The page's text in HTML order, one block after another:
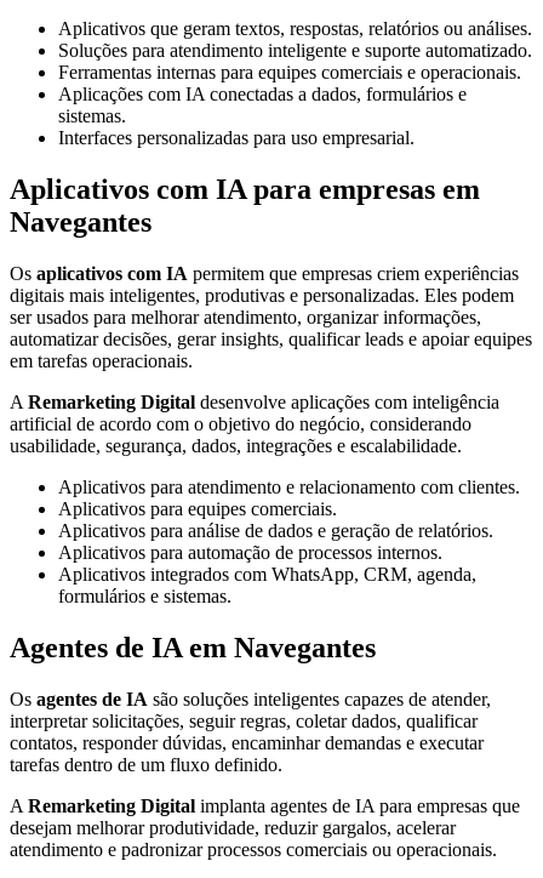
Aplicativos que geram textos, respostas, relatórios ou análises.
Soluções para atendimento inteligente e suporte automatizado.
Ferramentas internas para equipes comerciais e operacionais.
Aplicações com IA conectadas a dados, formulários e
sistemas.
Interfaces personalizadas para uso empresarial.
Aplicativos com IA para empresas em
Navegantes
Os aplicativos com IA permitem que empresas criem experiências
digitais mais inteligentes, produtivas e personalizadas. Eles podem
ser usados para melhorar atendimento, organizar informações,
automatizar decisões, gerar insights, qualificar leads e apoiar equipes
em tarefas operacionais.
A Remarketing Digital desenvolve aplicações com inteligência
artificial de acordo com o objetivo do negócio, considerando
usabilidade, segurança, dados, integrações e escalabilidade.
Aplicativos para atendimento e relacionamento com clientes.
Aplicativos para equipes comerciais.
Aplicativos para análise de dados e geração de relatórios.
Aplicativos para automação de processos internos.
Aplicativos integrados com WhatsApp, CRM, agenda,
formulários e sistemas.
Agentes de IA em Navegantes
Os agentes de IA são soluções inteligentes capazes de atender,
interpretar solicitações, seguir regras, coletar dados, qualificar
contatos, responder dúvidas, encaminhar demandas e executar
tarefas dentro de um fluxo definido.
A Remarketing Digital implanta agentes de IA para empresas que
desejam melhorar produtividade, reduzir gargalos, acelerar
atendimento e padronizar processos comerciais ou operacionais.